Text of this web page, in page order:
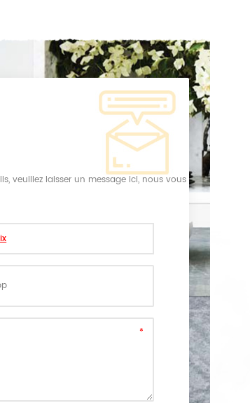
veuillez laisser un message ici, nous vous